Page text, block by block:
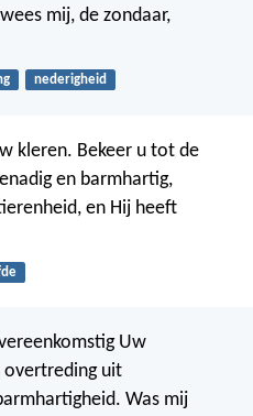
mij, de zondaar,
nederigheid
kleren. Bekeer u tot de
en barmhartig,
en Hij heeft
Uw
overtreding uit
Was mij